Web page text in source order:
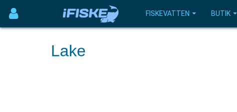
FISKEVATTEN BUTIK
Lake